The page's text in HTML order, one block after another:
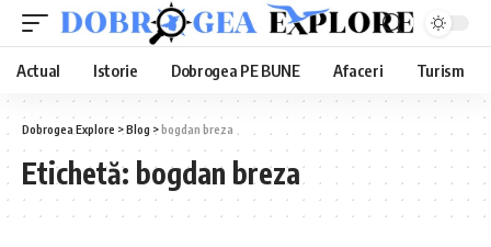
Actual Istorie Dobrogea PE BUNE Afaceri Turism
Dobrogea Explore >Blog >bogdan breza
Etichetă: bogdan breza